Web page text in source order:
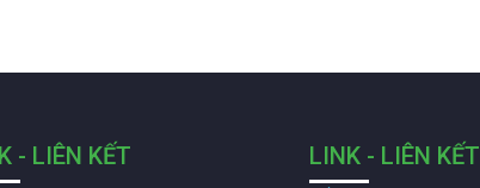
- LIÊN KẾT LINK - LIÊN KẾT